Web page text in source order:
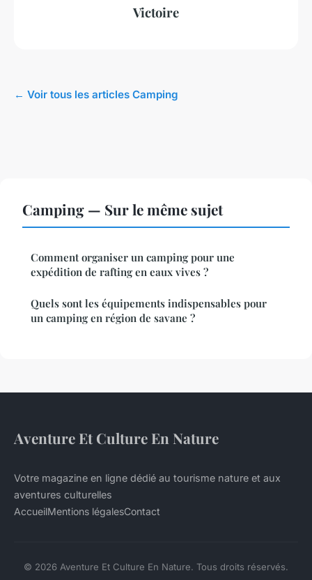
Victoire
← Voir tous les articles Camping
Camping — Sur le même sujet
Comment organiser un camping pour une
expédition de rafting en eaux vives ?
Quels sont les équipements indispensables pour
un camping en région de savane ?
Aventure Et Culture En Nature
Votre magazine en ligne dédié au tourisme nature et aux
aventures culturelles
AccueilMentions légalesContact
© 2026 Aventure Et Culture En Nature. Tous droits réservés.